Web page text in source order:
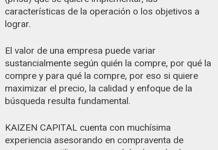
características de la operación o los objetivos a
lograr.
El valor de una empresa puede variar
sustancialmente según quién la compre, por qué la
compre y para qué la compre, por eso si quiere
maximizar el precio, la calidad y enfoque de la
búsqueda resulta fundamental.
KAIZEN CAPITAL cuenta con muchísima
experiencia asesorando en compraventa de